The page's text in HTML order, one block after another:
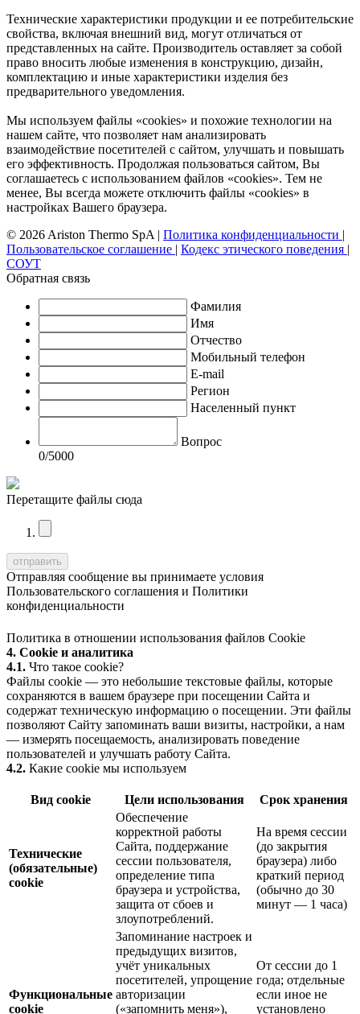
Технические характеристики продукции и ее потребительские
свойства, включая внешний вид, могут отличаться от
представленных на сайте. Производитель оставляет за собой
право вносить любые изменения в конструкцию, дизайн,
комплектацию и иные характеристики изделия без
предварительного уведомления.
Мы используем файлы «cookies» и похожие технологии на
нашем сайте, что позволяет нам анализировать
взаимодействие посетителей с сайтом, улучшать и повышать
его эффективность. Продолжая пользоваться сайтом, Вы
соглашаетесь с использованием файлов «cookies». Тем не
менее, Вы всегда можете отключить файлы «cookies» в
настройках Вашего браузера.
© 2026 Ariston Thermo SpA | Политика конфиденциальности |
Пользовательское соглашение | Кодекс этического поведения |
СОУТ
Обратная связь
Фамилия
Имя
Отчество
Мобильный телефон
E-mail
Регион
Населенный пункт
Вопрос
0/5000
Перетащите файлы сюда
Отправляя сообщение вы принимаете условия
Пользовательского соглашения и Политики
конфиденциальности
Политика в отношении использования файлов Cookie
4. Cookie и аналитика
4.1. Что такое cookie?
Файлы cookie — это небольшие текстовые файлы, которые
сохраняются в вашем браузере при посещении Сайта и
содержат техническую информацию о посещении. Эти файлы
позволяют Сайту запоминать ваши визиты, настройки, а нам
— измерять посещаемость, анализировать поведение
пользователей и улучшать работу Сайта.
4.2. Какие cookie мы используем
Вид cookie Цели использования Срок хранения
Технические
(обязательные)
cookie
Обеспечение
корректной работы
Сайта, поддержание
сессии пользователя,
определение типа
браузера и устройства,
защита от сбоев и
злоупотреблений.
На время сессии
(до закрытия
браузера) либо
краткий период
(обычно до 30
минут — 1 часа)
Функциональные
cookie
Запоминание настроек и
предыдущих визитов,
учёт уникальных
посетителей, упрощение
авторизации
(«запомнить меня»),
От сессии до 1
года; отдельные
если иное не
установлено